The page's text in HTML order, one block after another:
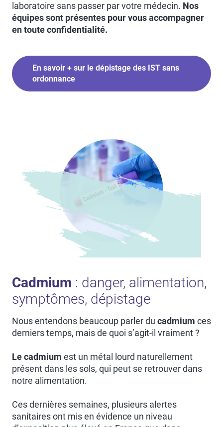
laboratoire sans passer par votre médecin. Nos
équipes sont présentes pour vous accompagner
en toute confidentialité.
En savoir + sur le dépistage des IST sans
ordonnance
Cadmium : danger, alimentation,
symptômes, dépistage
Nous entendons beaucoup parler du cadmium ces
derniers temps, mais de quoi s’agit-il vraiment ?
Le cadmium est un métal lourd naturellement
présent dans les sols, qui peut se retrouver dans
notre alimentation.
Ces dernières semaines, plusieurs alertes
sanitaires ont mis en évidence un niveau